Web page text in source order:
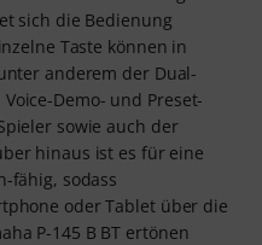
sich die Bedienung
Taste können in
anderem der Dual-
Demo- und Preset-
sowie auch der
hinaus ist es für eine
fähig, sodass
oder Tablet über die
P-145 B BT ertönen